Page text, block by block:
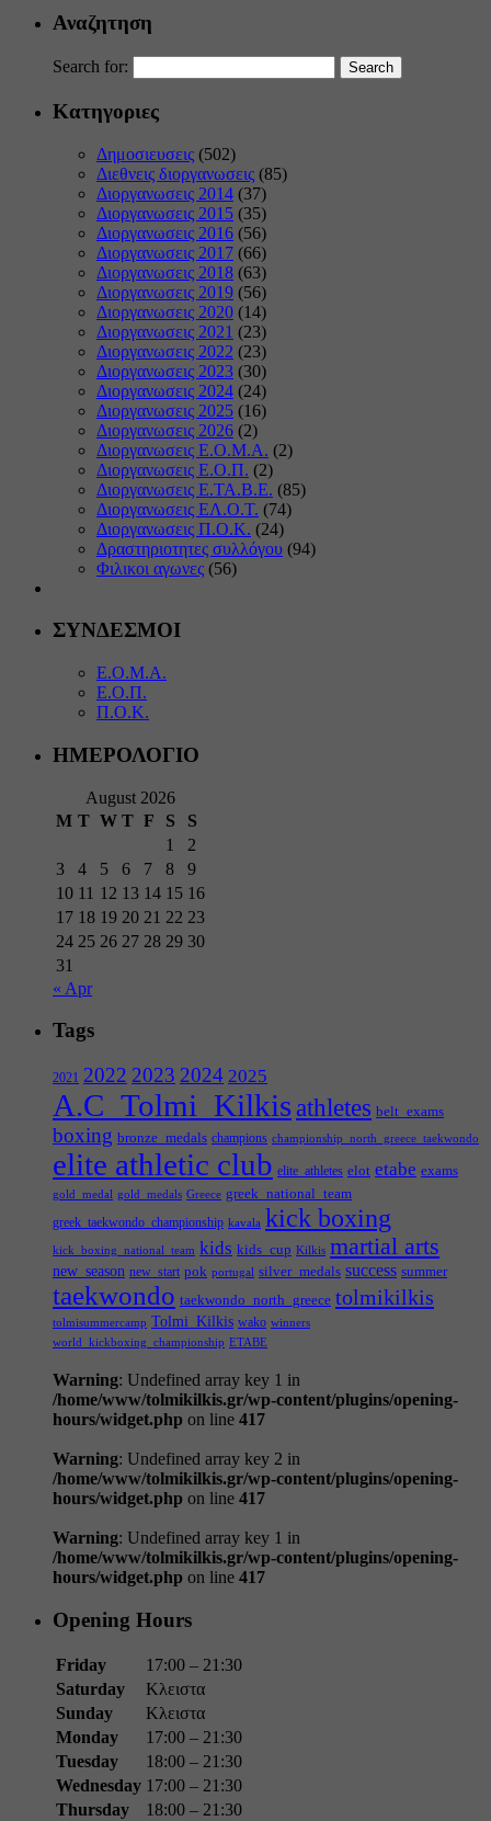
Αναζητηση
Search for:
Κατηγοριες
Δημοσιευσεις (502)
Διεθνεις διοργανωσεις (85)
Διοργανωσεις 2014 (37)
Διοργανωσεις 2015 (35)
Διοργανωσεις 2016 (56)
Διοργανωσεις 2017 (66)
Διοργανωσεις 2018 (63)
Διοργανωσεις 2019 (56)
Διοργανωσεις 2020 (14)
Διοργανωσεις 2021 (23)
Διοργανωσεις 2022 (23)
Διοργανωσεις 2023 (30)
Διοργανωσεις 2024 (24)
Διοργανωσεις 2025 (16)
Διοργανωσεις 2026 (2)
Διοργανωσεις Ε.Ο.Μ.Α. (2)
Διοργανωσεις Ε.Ο.Π. (2)
Διοργανωσεις Ε.ΤΑ.Β.Ε. (85)
Διοργανωσεις ΕΛ.Ο.Τ. (74)
Διοργανωσεις Π.Ο.Κ. (24)
Δραστηριοτητες συλλόγου (94)
Φιλικοι αγωνες (56)
ΣΥΝΔΕΣΜΟΙ
Ε.Ο.Μ.Α.
Ε.Ο.Π.
Π.Ο.Κ.
ΗΜΕΡΟΛΟΓΙΟ
August 2026
M T W T F S
S
1
2
3
4 5 6 7 8
9
10 11 12 13 14 15 16
17 18 19 20 21 22 23
24 25 26 27 28 29 30
31
« Apr
Tags
2021 2022 2023 2024 2025
A.C_Tolmi_Kilkis athletes belt_exams
boxing bronze_medals champions championship_north_greece_taekwondo
elite athletic club elite_athletes elot etabe exams
gold_medal gold_medals Greece greek_national_team
greek_taekwondo_championship kavala kick boxing
kick_boxing_national_team kids kids_cup Kilkis martial arts
new_season new_start pok portugal silver_medals success summer
taekwondo taekwondo_north_greece tolmikilkis
tolmisummercamp Tolmi_Kilkis wako winners
world_kickboxing_championship ΕΤΑΒΕ
Warning: Undefined array key 1 in
/home/www/tolmikilkis.gr/wp-content/plugins/opening-
hours/widget.php on line 417
Warning: Undefined array key 2 in
/home/www/tolmikilkis.gr/wp-content/plugins/opening-
hours/widget.php on line 417
Warning: Undefined array key 1 in
/home/www/tolmikilkis.gr/wp-content/plugins/opening-
hours/widget.php on line 417
Opening Hours
Friday
17:00 – 21:30
Saturday
Κλειστα
Sunday
Κλειστα
Monday
17:00 – 21:30
Tuesday
18:00 – 21:30
Wednesday 17:00 – 21:30
Thursday
18:00 – 21:30